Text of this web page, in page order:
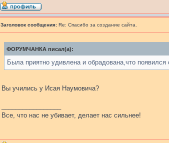
Заголовок сообщения: Re: Спасибо за создание сайта.
ФОРУМЧАНКА писал(а):
Была приятно удивлена и обрадована,что
Вы учились у Исая Наумовича?
Все, что нас не убивает, делает нас сильнее!